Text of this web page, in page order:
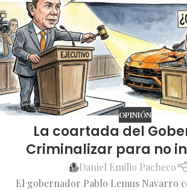
OPINIÓN
La coartada del
Criminalizar para no
Daniel Emilio Pacheco
El gobernador Pablo Lemus Navarro